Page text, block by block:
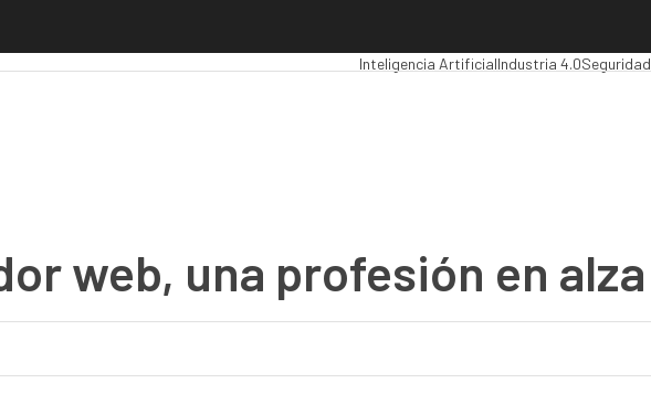
Inteligencia ArtificialIndustria 4.0Seguridad
web, una profesión en alza